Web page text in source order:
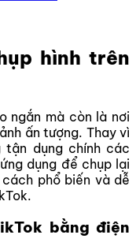
hình trên
ngắn mà còn là nơi
ấn tượng. Thay vì
tận dụng chính các
dụng để chụp lại
phổ biến và dễ
bằng điện